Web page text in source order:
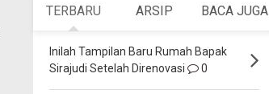
TERBARU ARSIP BACA JUGA
Inilah Tampilan Baru Rumah Bapak
Sirajudi Setelah Direnovasi
0